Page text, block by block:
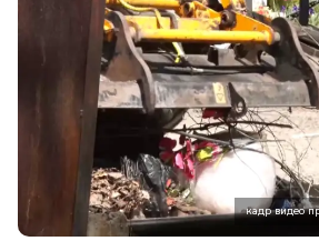
кадр видео